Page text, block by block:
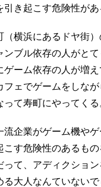
引き起こす危険性があ
横浜にあるドヤ街
ンブル依存の人がと
ゲーム依存の人が増
フェでゲームをしな
って寿町にやってく
企業がゲーム機やゲ
こす危険性のあるも
って、アディクショ
る大人なんていない